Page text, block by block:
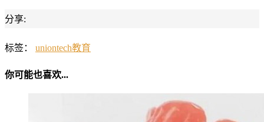
分享:
标签： uniontech教育
你可能也喜欢...